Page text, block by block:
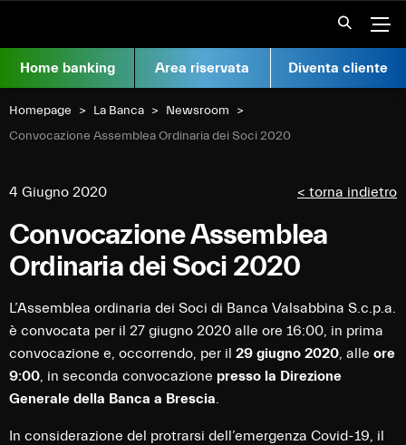
Home banking Area riservata Diventa cliente
Homepage La Banca
Newsroom
Current:
Convocazione Assemblea Ordinaria dei Soci 2020
4 Giugno 2020 < torna indietro
Convocazione Assemblea
Ordinaria dei Soci 2020
L’Assemblea ordinaria dei Soci di Banca Valsabbina S.c.p.a.
è convocata per il 27 giugno 2020 alle ore 16:00, in prima
convocazione e, occorrendo, per il 29 giugno 2020 , alle ore
9:00 , in seconda convocazione presso la Direzione
Generale della Banca a Brescia
In considerazione del protrarsi dell’emergenza Covid-19, il